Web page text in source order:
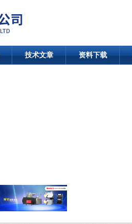
技术文章 资料下载